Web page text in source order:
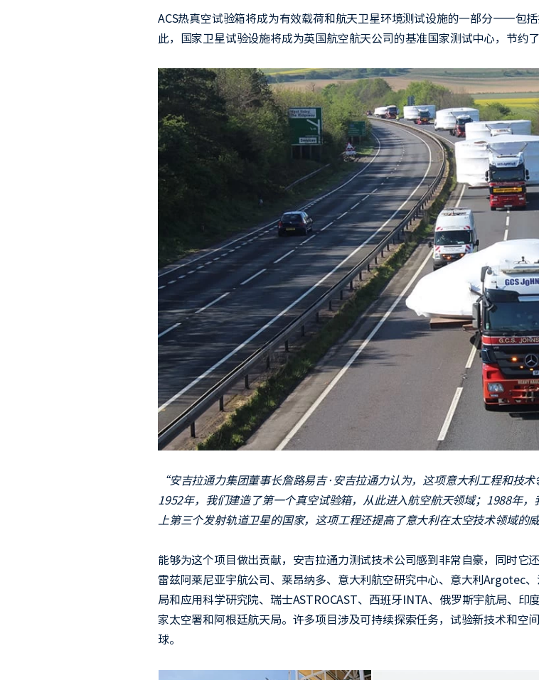
ACS热真空试验箱将成为有效载荷和航天卫星环境测试设施的一部分——包
此，国家卫星试验设施将成为英国航空航天公司的基准国家测试中心，节约了
“安吉拉通力集团董事长詹路易吉·安吉拉通力认为，这项意大利工程和技
1952年，我们建造了第一个真空试验箱，从此进入航空航天领域；1988年
上第三个发射轨道卫星的国家，这项工程还提高了意大利在太空技术领域的威
能够为这个项目做出贡献，安吉拉通力测试技术公司感到非常自豪，同时它
雷兹阿莱尼亚宇航公司、莱昂纳多、意大利航空研究中心、意大利Argotec
局和应用科学研究院、瑞士ASTROCAST、西班牙INTA、俄罗斯宇航局、印
家太空署和阿根廷航天局。许多项目涉及可持续探索任务，试验新技术和空
球。